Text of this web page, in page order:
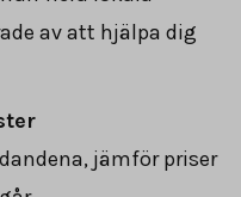
av att hjälpa dig
jämför priser